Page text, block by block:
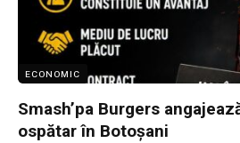
ECONOMIC
Smash’pa Burgers
ospătar în Botoșani